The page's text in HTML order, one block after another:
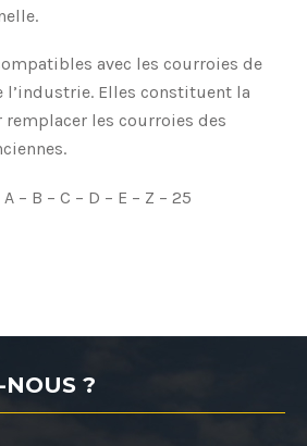
avec les courroies de
l’industrie. Elles constituent la
les courroies des
A – B – C – D – E – Z – 25
?